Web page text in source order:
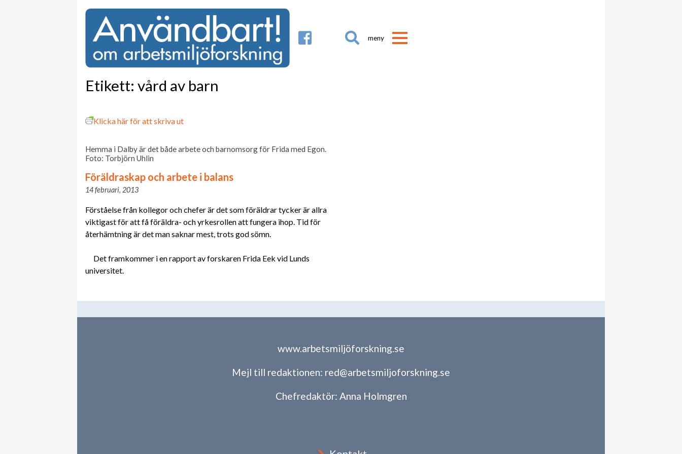

Etikett: vård av barn
Klicka här för att skriva ut
Hemma i Dalby är det både arbete och barnomsorg för Frida med Egon.
Foto: Torbjörn Uhlin
Föräldraskap och arbete i balans
14 februari, 2013
Förståelse från kollegor och chefer är det som föräldrar tycker är allra
viktigast för att få föräldra- och yrkesrollen att fungera ihop. Tid för
återhämtning är det man saknar mest, trots god sömn.
Det framkommer i en rapport av forskaren Frida Eek vid Lunds
universitet.
www.arbetsmiljöforskning.se
Mejl till redaktionen: red@arbetsmiljoforskning.se
Chefredaktör: Anna Holmgren